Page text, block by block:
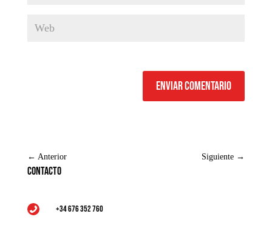
Enviar comentario
← Anterior Siguiente →
Contacto
 +34 676 352 760